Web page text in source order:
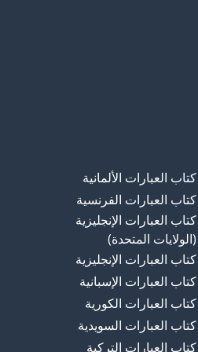
كتاب العبارات الألمانية
كتاب العبارات الفرنسية
كتاب العبارات الإنجليزية
(الولايات المتحدة)
كتاب العبارات الإنجليزية
كتاب العبارات الإسبانية
كتاب العبارات الكورية
كتاب العبارات السويدية
كتاب العبارات التركية